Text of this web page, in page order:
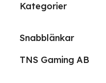
Kategorier
Snabblänkar
TNS Gaming AB